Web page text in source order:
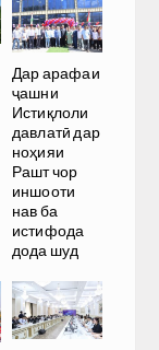
Дар арафаи
ҷашни
Истиқлоли
давлатӣ дар
ноҳияи
Рашт чор
иншооти
нав ба
истифода
дода шуд